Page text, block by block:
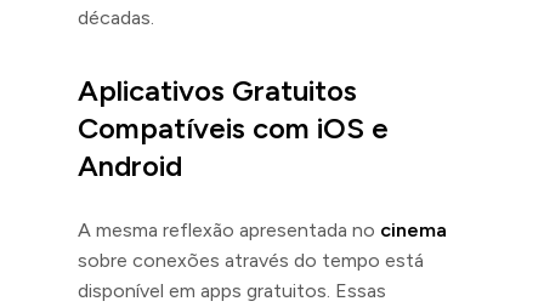
décadas.
Aplicativos Gratuitos
Compatíveis com iOS e
Android
A mesma reflexão apresentada no cinema
sobre conexões através do tempo está
disponível em apps gratuitos. Essas